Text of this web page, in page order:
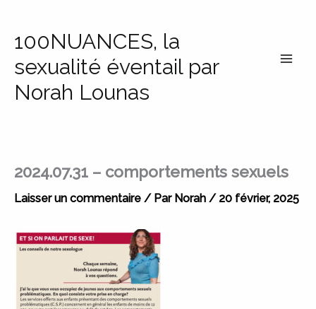
contenu
100NUANCES, la
sexualité éventail par
Norah Lounas
2024.07.31 – comportements sexuels
Laisser un commentaire / Par Norah / 20 février, 2025